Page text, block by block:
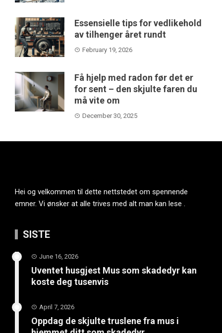
Essensielle tips for vedlikehold
av tilhenger året rundt
February 19, 2026
Få hjelp med radon før det er
for sent – den skjulte faren du
må vite om
December 30, 2025
Hei og velkommen til dette nettstedet om spennende
emner. Vi ønsker at alle trives med alt man kan lese .
SISTE
June 16, 2026
Uventet husgjest Mus som skadedyr kan
koste deg tusenvis
April 7, 2026
Oppdag de skjulte truslene fra mus i